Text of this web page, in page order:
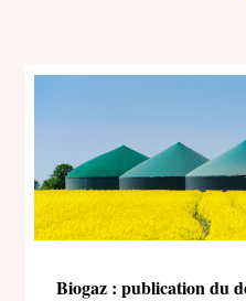
Biogaz : publication du